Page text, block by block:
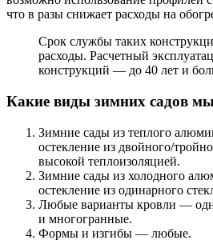
что в разы снижает расходы на
Срок службы таких
расходы. Расчетный
конструкций — до 40 лет и
Какие виды зимних садов
Зимние сады из теплого
остекление из двойного/
высокой теплоизоляцией.
Зимние сады из холодного
остекление из одинарного
Любые варианты кровли —
и многогранные.
Формы и изгибы — любые.